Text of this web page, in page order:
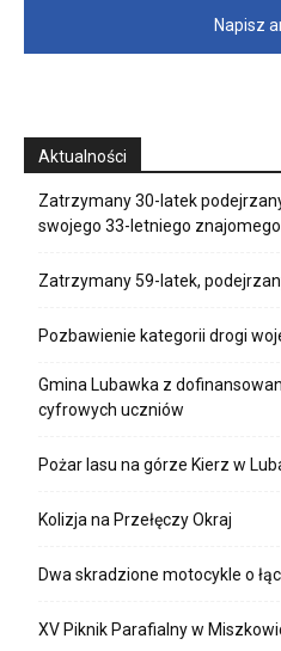
Napisz
Aktualności
Zatrzymany 30-latek
swojego 33-letniego znajomego.
Zatrzymany 59-latek,
Pozbawienie kategorii drogi
Gmina Lubawka z
cyfrowych uczniów
Pożar lasu na górze Kierz w
Kolizja na Przełęczy Okraj
Dwa skradzione motocykle o
XV Piknik Parafialny w